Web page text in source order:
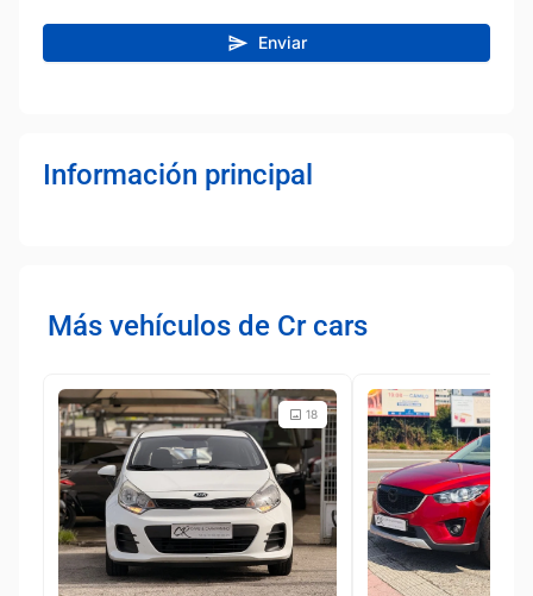
Enviar
Información principal
Más vehículos de Cr cars
18